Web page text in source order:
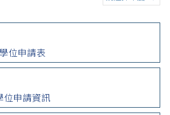
位申請表
申請資訊